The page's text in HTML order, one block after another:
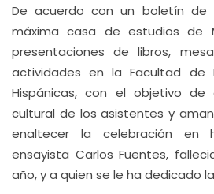
De acuerdo con un boletín de
máxima casa de estudios de
presentaciones de libros,
actividades en la Facultad de
Hispánicas, con el objetivo de
cultural de los asistentes y
enaltecer la celebración en
ensayista Carlos Fuentes,
año, y a quien se le ha dedicado